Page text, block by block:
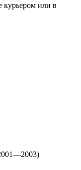
курьером или в